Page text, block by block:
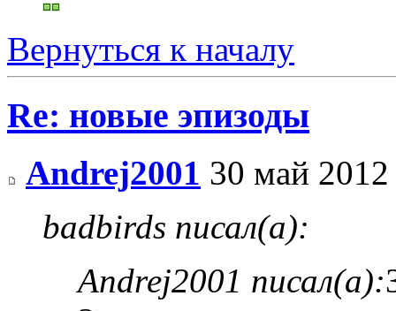
Вернуться к началу
Re: новые эпизоды
Andrej2001 30 май
badbirds писал(а):
Andrej2001 писал(а):